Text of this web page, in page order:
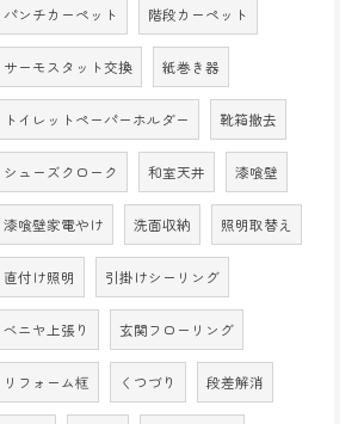
パンチカーペット 階段カーペット
サーモスタット交換 紙巻き器
トイレットペーパーホルダー 靴箱撤去
シューズクローク 和室天井 漆喰壁
漆喰壁家電やけ 洗面収納 照明取替え
直付け照明 引掛けシーリング
ベニヤ上張り 玄関フローリング
リフォーム框 くつづり 段差解消